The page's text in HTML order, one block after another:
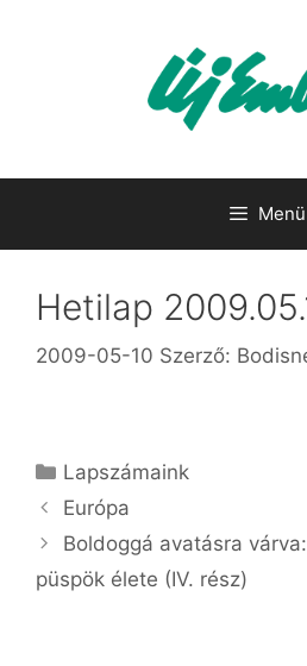
Menü
Hetilap
2009-05-10 Szerző:
Kategória
Lapszámaink
Európa
Boldoggá avatásra
püspök élete (IV. rész)